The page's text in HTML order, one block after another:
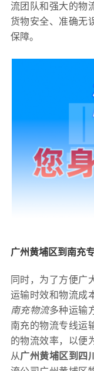
流团队和强大的物
货物安全、准确无
保障。
广州黄埔区到南充
同时，为了方便广
运输时效和物流成
南充物流多种运输
南充的物流专线运
的物流效率，以便
从广州黄埔区到四